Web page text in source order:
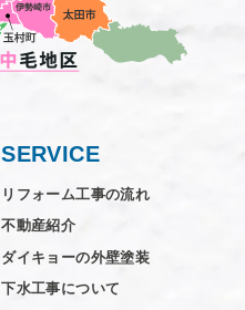
SERVICE
リフォーム工事の流れ
不動産紹介
ダイキョーの外壁塗装
下水工事について